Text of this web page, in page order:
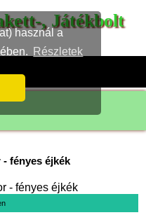
használ a
Részletek
, Játékbolt
fényes éjkék